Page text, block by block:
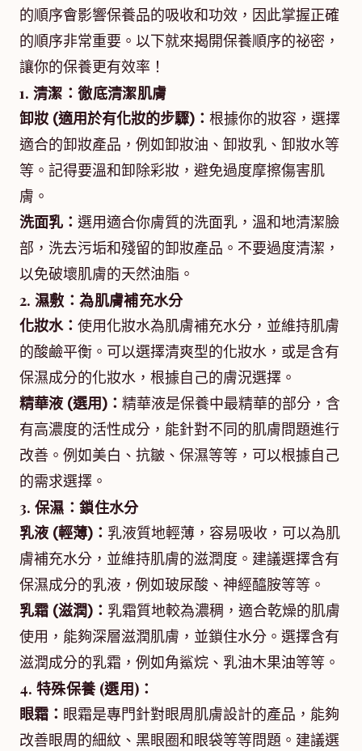
的順序會影響保養品的吸收和功效，因此掌握正確
的順序非常重要。以下就來揭開保養順序的祕密，
讓你的保養更有效率！
1. 清潔：徹底清潔肌膚
卸妝 (適用於有化妝的步驟)： 根據你的妝容，選擇
適合的卸妝產品，例如卸妝油、卸妝乳、卸妝水等
等。記得要溫和卸除彩妝，避免過度摩擦傷害肌
膚。
洗面乳： 選用適合你膚質的洗面乳，溫和地清潔臉
部，洗去污垢和殘留的卸妝產品。不要過度清潔，
以免破壞肌膚的天然油脂。
2. 濕敷：為肌膚補充水分
化妝水： 使用化妝水為肌膚補充水分，並維持肌膚
的酸鹼平衡。可以選擇清爽型的化妝水，或是含有
保濕成分的化妝水，根據自己的膚況選擇。
精華液 (選用)： 精華液是保養中最精華的部分，含
有高濃度的活性成分，能針對不同的肌膚問題進行
改善。例如美白、抗皺、保濕等等，可以根據自己
的需求選擇。
3. 保濕：鎖住水分
乳液 (輕薄)： 乳液質地輕薄，容易吸收，可以為肌
膚補充水分，並維持肌膚的滋潤度。建議選擇含有
保濕成分的乳液，例如玻尿酸、神經醯胺等等。
乳霜 (滋潤)： 乳霜質地較為濃稠，適合乾燥的肌膚
使用，能夠深層滋潤肌膚，並鎖住水分。選擇含有
滋潤成分的乳霜，例如角鯊烷、乳油木果油等等。
4. 特殊保養 (選用)：
眼霜： 眼霜是專門針對眼周肌膚設計的產品，能夠
改善眼周的細紋、黑眼圈和眼袋等等問題。建議選